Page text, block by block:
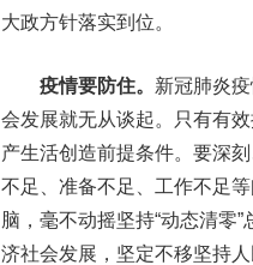
大政方针落实到位。
疫情要防住。 新冠肺炎
会发展就无从谈起。只有有
产生活创造前提条件。要深
不足、准备不足、工作不足
脑，毫不动摇坚持“动态清零
济社会发展，坚定不移坚持